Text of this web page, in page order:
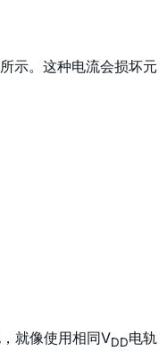
示。这种电流会损坏元
就像使用相同VDD电轨